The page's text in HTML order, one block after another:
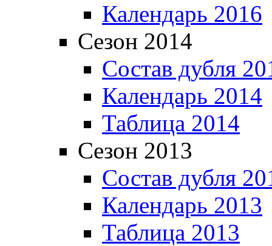
Календарь 2016
Сезон 2014
Состав дубля
Календарь 2014
Таблица 2014
Сезон 2013
Состав дубля
Календарь 2013
Таблица 2013